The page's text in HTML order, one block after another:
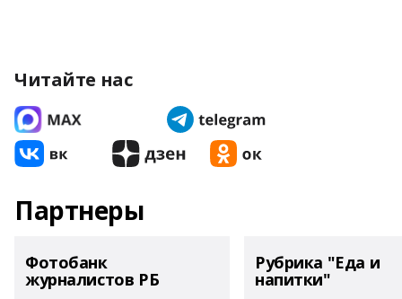
Читайте нас
Партнеры
Фотобанк
журналистов РБ
Рубрика "Еда и
напитки"